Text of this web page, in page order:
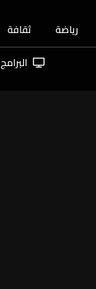
رياضة ثقافة
البرامج